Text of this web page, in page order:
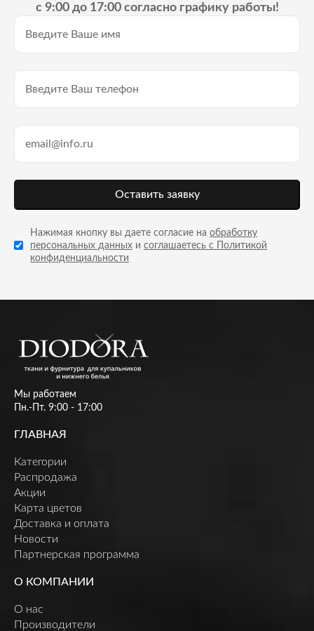
с 9:00 до 17:00 согласно графику работы!
Оставить заявку
Нажимая кнопку вы даете согласие на обработку
персональных данных и соглашаетесь с Политикой
конфиденциальности
Мы работаем
Пн.-Пт. 9:00 - 17:00
ГЛАВНАЯ
Категории
Распродажа
Акции
Карта цветов
Доставка и оплата
Новости
Партнерская программа
О КОМПАНИИ
О нас
Производители